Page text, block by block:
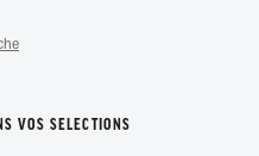
VOS SELECTIONS